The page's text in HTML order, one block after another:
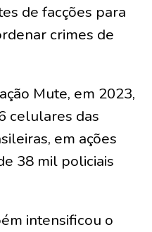
de facções para
crimes de
Mute, em 2023,
celulares das
em ações
38 mil policiais
intensificou o